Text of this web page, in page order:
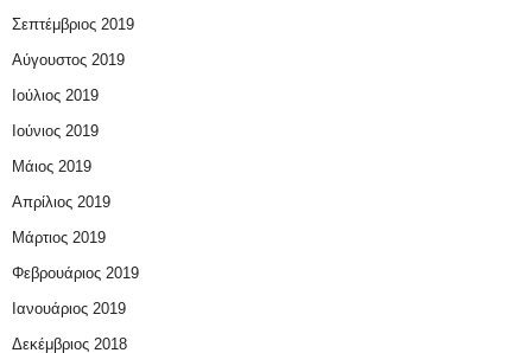
Σεπτέμβριος 2019
Αύγουστος 2019
Ιούλιος 2019
Ιούνιος 2019
Μάιος 2019
Απρίλιος 2019
Μάρτιος 2019
Φεβρουάριος 2019
Ιανουάριος 2019
Δεκέμβριος 2018